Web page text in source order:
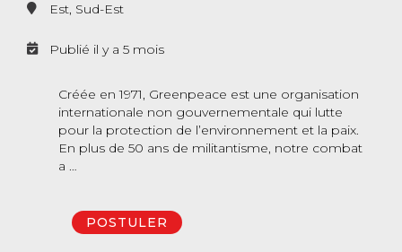
Est, Sud-Est
Publié il y a 5 mois
Créée en 1971, Greenpeace est une organisation
internationale non gouvernementale qui lutte
pour la protection de l’environnement et la paix.
En plus de 50 ans de militantisme, notre combat
a …
POSTULER